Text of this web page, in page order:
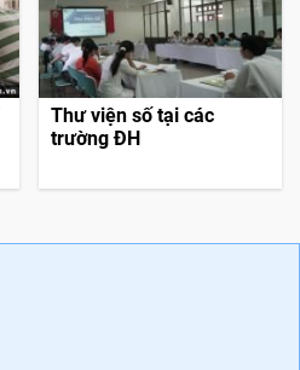
Thư viện số tại các
trường ĐH